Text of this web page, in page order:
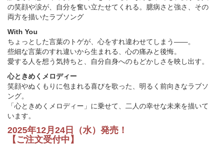
の笑顔や涙が、自分を奮い立たせてくれる。臆病さと強さ、その
両方を描いたラブソング
With You
ちょっとした言葉のトゲが、心をすれ違わせてしまう――。
些細な言葉のすれ違いから生まれる、心の痛みと後悔。
愛する人を想う気持ちと、自分自身へのもどかしさを映し出す。
心ときめくメロディー
笑顔やぬくもりに包まれる喜びを歌った、明るく前向きなラブソ
ング。
「心ときめくメロディー」に乗せて、二人の幸せな未来を描いて
います。
2025年12月24日（水）発売！
【ご注文受付中】